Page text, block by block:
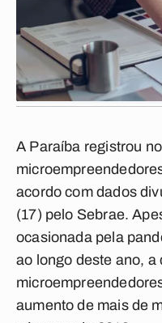
A Paraíba registrou
acordo com dados
(17) pelo Sebrae.
ocasionada pela
ao longo deste ano,
aumento de mais de